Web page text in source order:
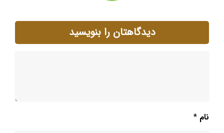
دیدگاهتان را بنویسید
نام *